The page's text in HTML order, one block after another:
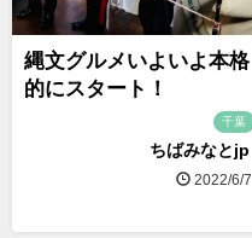
縄文グルメいよいよ本格
的にスタート！
千葉
ちばみなとjp
2022/6/7